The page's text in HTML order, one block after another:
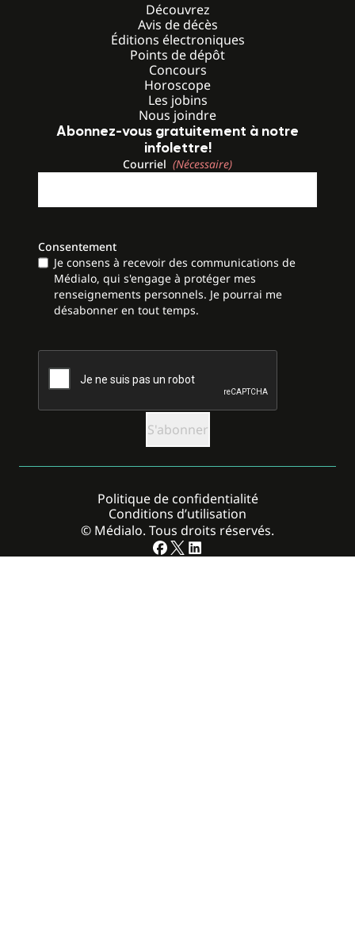
Découvrez
Avis de décès
Éditions électroniques
Points de dépôt
Concours
Horoscope
Les jobins
Nous joindre
Abonnez-vous gratuitement à notre
infolettre!
Courriel (Nécessaire)
Consentement
Je consens à recevoir des communications de
Médialo, qui s'engage à protéger mes
renseignements personnels. Je pourrai me
désabonner en tout temps.
CAPTCHA
© Médialo. Tous droits réservés.
Politique de confidentialité
Conditions d’utilisation